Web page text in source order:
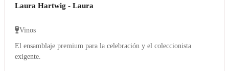
Laura Hartwig - Laura
Vinos
El ensamblaje premium para la celebración y el coleccionista
exigente.